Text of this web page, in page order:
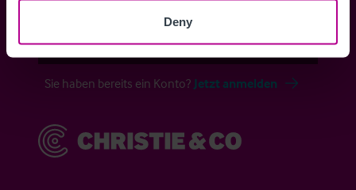
Deny
Anmelden
Sie haben bereits ein Konto? Jetzt anmelden